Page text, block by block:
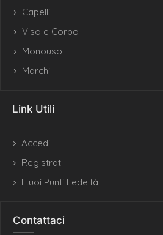
Capelli
Viso e Corpo
Monouso
Marchi
Link Utili
Accedi
Registrati
I tuoi Punti Fedeltà
Contattaci